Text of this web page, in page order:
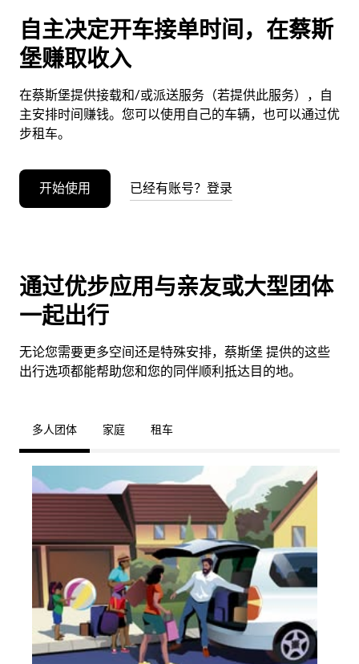
闭
日
历。
自主决定开车接单时间，在蔡斯
堡赚取收入
在蔡斯堡提供接载和/或派送服务（若提供此服务），自
主安排时间赚钱。您可以使用自己的车辆，也可以通过优
步租车。
开始使用 已经有账号？登录
通过优步应用与亲友或大型团体
一起出行
无论您需要更多空间还是特殊安排，蔡斯堡 提供的这些
出行选项都能帮助您和您的同伴顺利抵达目的地。
多人团体 家庭 租车